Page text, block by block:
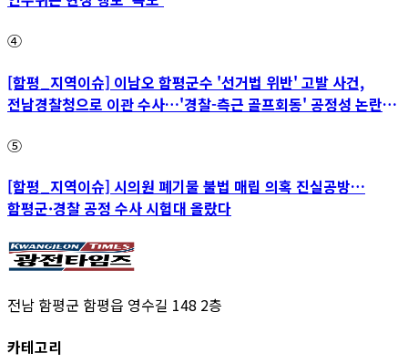
④
[함평_지역이슈] 이남오 함평군수 '선거법 위반' 고발 사건,
전남경찰청으로 이관 수사…'경찰-측근 골프회동' 공정성 논란
⑤
[함평_지역이슈] 시의원 폐기물 불법 매립 의혹 진실공방…
함평군·경찰 공정 수사 시험대 올랐다
전남 함평군 함평읍 영수길 148 2층
카테고리